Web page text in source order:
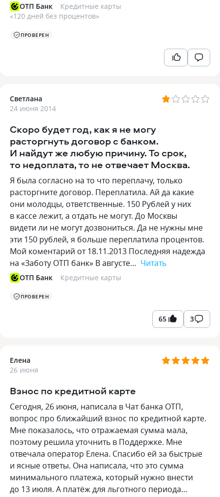
ОТП Банк
Кредитные карты
«120 дней без процентов»
ПРОВЕРЕН
Светлана
24 июня 2014
Скоро будет год, как я не могу
расторгнуть договор с банком.
И найдут же любую причину. То срок,
то недоплата, то не отвечает Москва.
Я была согласно на то что переплачу, только
расторгните договор. Переплатила. Ай да какие
они молодцы, ответственные. 150 Рублей у них
в кассе лежит, а отдать не могут. До Москвы
видети ли не могут дозвониться. Да не нужны мне
эти 150 рублей, я больше переплатила процентов.
Мой коментарий от 18.11.2013 Последняя надежда
на «Заботу ОТП банк» В августе… Читать
ОТП Банк Кредитные карты
ПРОВЕРЕН
65 3
Елена
26 июня
Взнос по кредитной карте
Сегодня, 26 июня, написала в Чат банка ОТП,
вопрос про ближайший взнос по кредитной карте.
Мне показалось, что отражаемая сумма мала,
поэтому решила уточнить в Поддержке. Мне
отвечала оператор Елена. Спасибо ей за быстрые
и ясные ответы. Она написала, что это сумма
минимального платежа, который нужно внести
до 13 июля. А платёж для льготного периода…